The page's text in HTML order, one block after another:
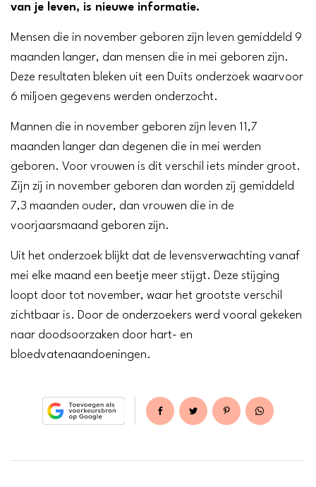
van je leven, is nieuwe informatie.
Mensen die in november geboren zijn leven gemiddeld 9
maanden langer, dan mensen die in mei geboren zijn.
Deze resultaten bleken uit een Duits onderzoek waarvoor
6 miljoen gegevens werden onderzocht.
Mannen die in november geboren zijn leven 11,7
maanden langer dan degenen die in mei werden
geboren. Voor vrouwen is dit verschil iets minder groot.
Zijn zij in november geboren dan worden zij gemiddeld
7,3 maanden ouder, dan vrouwen die in de
voorjaarsmaand geboren zijn.
Uit het onderzoek blijkt dat de levensverwachting vanaf
mei elke maand een beetje meer stijgt. Deze stijging
loopt door tot november, waar het grootste verschil
zichtbaar is. Door de onderzoekers werd vooral gekeken
naar doodsoorzaken door hart- en
bloedvatenaandoeningen.